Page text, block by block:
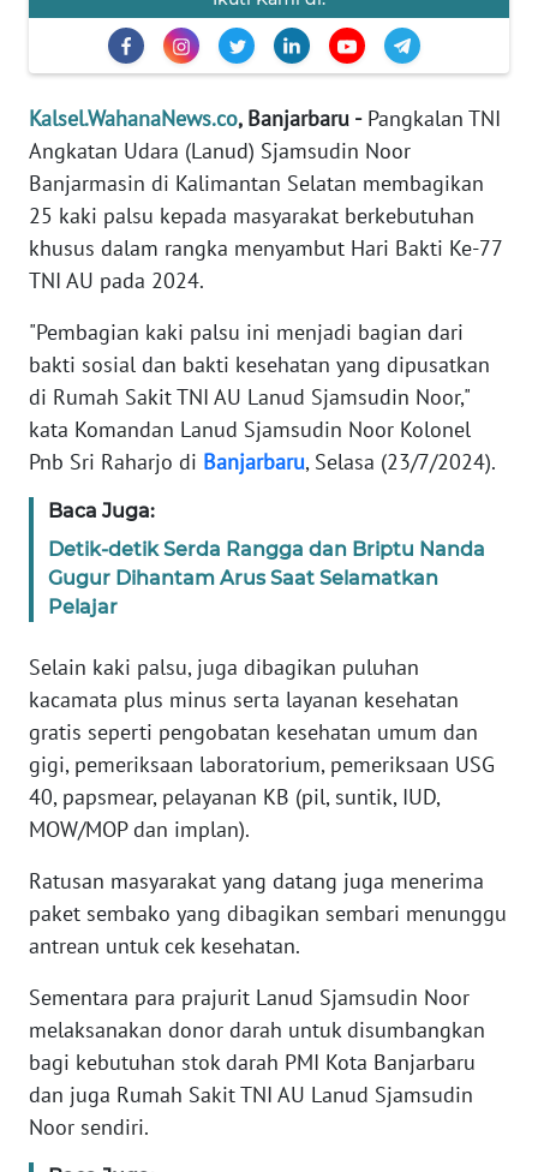
Kalsel.WahanaNews.co, Banjarbaru -Pangkalan TNI
Angkatan Udara (Lanud) Sjamsudin Noor
Banjarmasin di Kalimantan Selatan membagikan
25 kaki palsu kepada masyarakat berkebutuhan
khusus dalam rangka menyambut Hari Bakti Ke-77
TNI AU pada 2024.
"Pembagian kaki palsu ini menjadi bagian dari
bakti sosial dan bakti kesehatan yang dipusatkan
di Rumah Sakit TNI AU Lanud Sjamsudin Noor,"
kata Komandan Lanud Sjamsudin Noor Kolonel
Pnb Sri Raharjo di Banjarbaru, Selasa (23/7/2024).
Baca Juga:
Detik-detik Serda Rangga dan Briptu Nanda
Gugur Dihantam Arus Saat Selamatkan
Pelajar
Selain kaki palsu, juga dibagikan puluhan
kacamata plus minus serta layanan kesehatan
gratis seperti pengobatan kesehatan umum dan
gigi, pemeriksaan laboratorium, pemeriksaan USG
40, papsmear, pelayanan KB (pil, suntik, IUD,
MOW/MOP dan implan).
Ratusan masyarakat yang datang juga menerima
paket sembako yang dibagikan sembari menunggu
antrean untuk cek kesehatan.
Sementara para prajurit Lanud Sjamsudin Noor
melaksanakan donor darah untuk disumbangkan
bagi kebutuhan stok darah PMI Kota Banjarbaru
dan juga Rumah Sakit TNI AU Lanud Sjamsudin
Noor sendiri.
REDAKSI
KARIR
DISCLAIMER
Wahana
News
Regional
SUMUT
WN
JAKARTA
JABAR
WN
BANTEN
WN
NTT
WN
KEPRI
WN
PAPUA
BARAT
WN
RIAU
WN
SERAMBI